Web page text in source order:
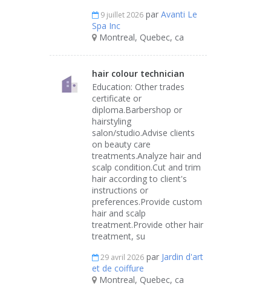
9 juillet 2026 par Avanti Le
Spa Inc
Montreal, Quebec, ca
hair colour technician
Education: Other trades
certificate or
diploma.Barbershop or
hairstyling
salon/studio.Advise clients
on beauty care
treatments.Analyze hair and
scalp condition.Cut and trim
hair according to client's
instructions or
preferences.Provide custom
hair and scalp
treatment.Provide other hair
treatment, su
29 avril 2026 par Jardin d'art
et de coiffure
Montreal, Quebec, ca